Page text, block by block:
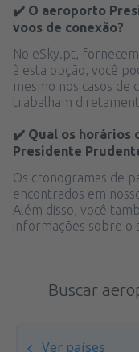
✔️ O aeroporto
voos de conexão?
No eSky.pt,
à esta opção, você
mesmo nos casos de
trabalham
✔️ Qual os horários
Presidente
Os cronogramas de
encontrados em
Além disso, você
informações sobre o
Buscar
Ver países